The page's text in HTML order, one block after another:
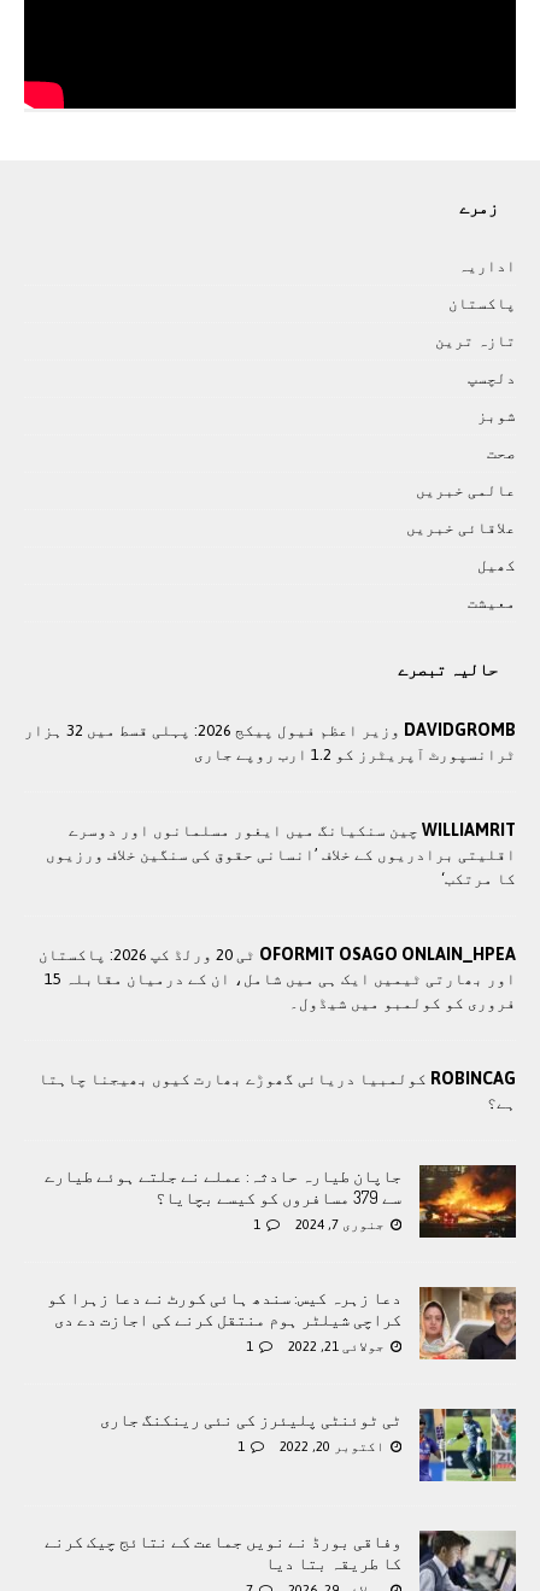
زمرے
اداريہ
پاکستان
تازہ ترين
دلچسپ
شوبز
صحت
عالمی خبريں
علاقائی خبريں
کھيل
معيشت
حالیہ تبصرے
DAVIDGROMB
وزير اعظم فیول پیکج 2026: پہلی قسط میں 32 ہزار
ٹرانسپورٹ آپریٹرز کو 1.2 ارب روپے جاری
WILLIAMRIT چین سنکیانگ میں ایغور مسلمانوں اور دوسرے
اقلیتی برادريوں کے خلاف ’انسانی حقوق کی سنگین خلاف ورزیوں
کا مرتکب‘
OFORMIT OSAGO ONLAIN_HPEA
ٹی 20 ورلڈ کپ 2026: پاکستان
اور بھارتی ٹیمیں ایک ہی میں شامل، ان کے درمیان مقابلہ 15
فروری کو کولمبو میں شیڈول۔
ROBINCAG کولمبیا دریائی گھوڑے بھارت کیوں بھیجنا چاہتا
ہے؟
جاپان طیارہ حادثہ: عملے نے جلتے ہوئے طیارے
سے 379 مسافروں کو کیسے بچایا؟
جنوری 7, 2024 1
دعا زہرہ کیس: سندھ ہائی کورٹ نے دعا زہرا کو
کراچی شیلٹر ہوم منتقل کرنے کی اجازت دے دی
جولائی 21, 2022 1
ٹی ٹوئنٹی پلیئرز کی نئی رینکنگ جاری
اکتوبر 20, 2022 1
وفاقی بورڈ نے نویں جماعت کے نتائج چیک کرنے
کا طریقہ بتا دیا